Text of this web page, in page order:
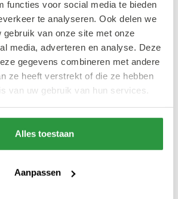
functies voor social media te bieden
te analyseren. Ook delen we
gebruik van onze site met onze
media, adverteren en analyse. Deze
gegevens combineren met andere
ze heeft verstrekt of die ze hebben
van uw gebruik van hun services.
Alles toestaan
Aanpassen
The Black Keys, twenty
The Strokes, The Killers,
Galaxy Tour, The
Glass Animals, Snelle,
Staples, IDLES en
Kevin, Sevdaliza, Tramhaus,